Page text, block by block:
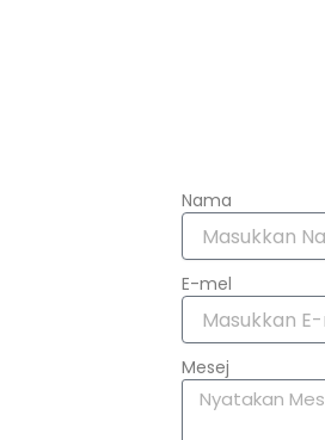
Nama
E-mel
Mesej